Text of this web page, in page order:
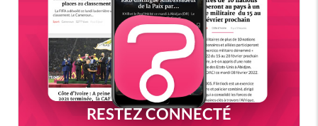
RESTEZ CONNECTÉ